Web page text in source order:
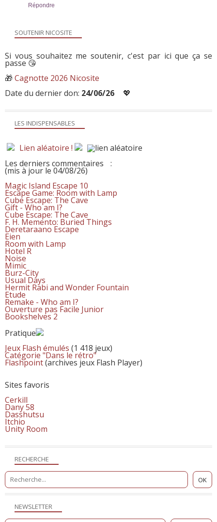
Répondre
NEWSLETTER
RECHERCHE
LES INDISPENSABLES
Lien aléatoire !
Les derniers commentaires
:
(mis à jour le 04/08/26)
Magic Island Escape 10
Escape Game: Room with Lamp
Cube Escape: The Cave
Gift - Who am I?
Cube Escape: The Cave
F. H. Memento: Buried Things
Deretaraano Escape
Eien
Room with Lamp
Hotel R
Noise
Mimic
Burz-City
Usual Days
Hermit Rabi and Wonder Fountain
Etude
Remake - Who am I?
Ouverture pas Facile Junior
Bookshelves 2
Pratique
Jeux Flash émulés (1 418 jeux)
Catégorie "Dans le rétro"
Flashpoint(archives jeux Flash Player)
Sites favoris
Cerkill
Dany 58
Dasshutsu
Itchio
Unity Room
SOUTENIR NICOSITE
Si vous souhaitez me soutenir, c'est par ici que ça se
passe 😘
🎁 Cagnotte 2026 Nicosite
Date du dernier don: 24/06/26 💖